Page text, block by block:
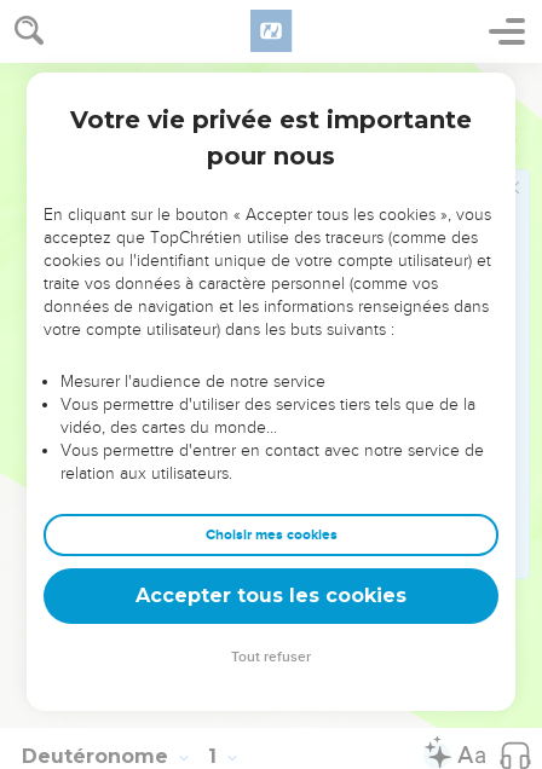
Deutéronome Introduction
dans les anciens traités du Moyen-Orient, le « traité »
d’alliance du Deutéronome se conclut par les sanctions de
l’alliance (ch.27 à 30). Elles précisent les conditions de la
bénédiction et de la malédiction par l’Eternel, et se
(30.15-20). Viennent enfin les derniers actes de la vie de
Moïse, qui meurt sans avoir pu pénétrer dans le Pays promis
(ch.31 à 34).
Le Deutéronome est certainement ce « livre de la Loi » (2 R
22.11) qui a été retrouvé sous Josias lors de la réfection du
politique entreprise par le roi. Jérémie, contemporain de
Josias, y a puis son insistance sur l’intériorisation de la Loi, à
laquelle l’adorateur de Dieu obéit par un mouvement du
cœur (Dt 30.2,6,14 ; Jr 4.4 ; 31.33 ; 32.39). Et Jésus, le
(18.18), devait méditer sur ce livre lorsqu’au désert, par trois
fois, il y a puisé les paroles qu’il a opposées au tentateur (Mt
4.1-11).
permission. All rights reserved worldwide.
Deutéronome 1
Votre vie privée est importante
pour nous
En cliquant sur le bouton « Accepter tous les cookies », vous
acceptez que TopChrétien utilise des traceurs (comme des
cookies ou l'identifiant unique de votre compte utilisateur) et
traite vos données à caractère personnel (comme vos
données de navigation et les informations renseignées dans
votre compte utilisateur) dans les buts suivants :
Mesurer l'audience de notre service
Vous permettre d'utiliser des services tiers tels que de la
vidéo, des cartes du monde…
Vous permettre d'entrer en contact avec notre service de
relation aux utilisateurs.
Choisir mes cookies
Accepter tous les cookies
Tout refuser